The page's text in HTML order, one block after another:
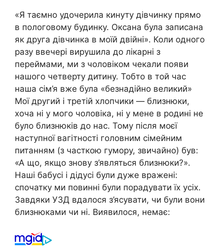
«Я таємно удочерила кинуту дівчинку прямо
в пологовому будинку. Оксана була записана
як друга дівчинка в моїй двійні». Коли одного
разу ввечері вирушила до лікарні з
переймами, ми з чоловіком чекали появи
нашого четверту дитину. Тобто в той час
наша сім’я вже була «безнадійно великий»
Мої другий і третій хлопчики — близнюки,
хоча ні у мого чоловіка, ні у мене в родині не
було близнюків до нас. Тому після моєї
наступної вагітності головним сімейним
питанням (з часткою гумору, звичайно) був:
«А що, якщо знову з’являться близнюки?».
Наші бабусі і дідусі були дуже вражені:
спочатку ми повинні були порадувати їх усіх.
Завдяки УЗД вдалося з’ясувати, чи були вони
близнюками чи ні. Виявилося, немає: